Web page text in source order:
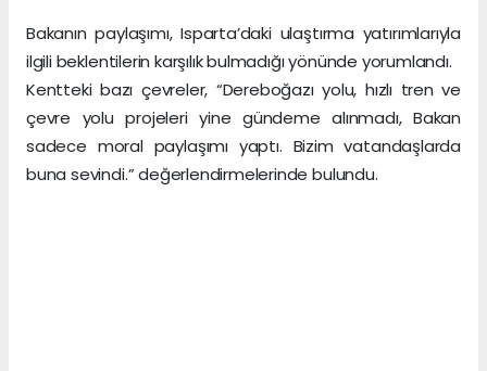
Bakanın paylaşımı, Isparta’daki ulaştırma yatırımlarıyla
ilgili beklentilerin karşılık bulmadığı yönünde yorumlandı.
Kentteki bazı çevreler, “Dereboğazı yolu, hızlı tren ve
çevre yolu projeleri yine gündeme alınmadı, Bakan
sadece moral paylaşımı yaptı. Bizim vatandaşlarda
buna sevindi.” değerlendirmelerinde bulundu.